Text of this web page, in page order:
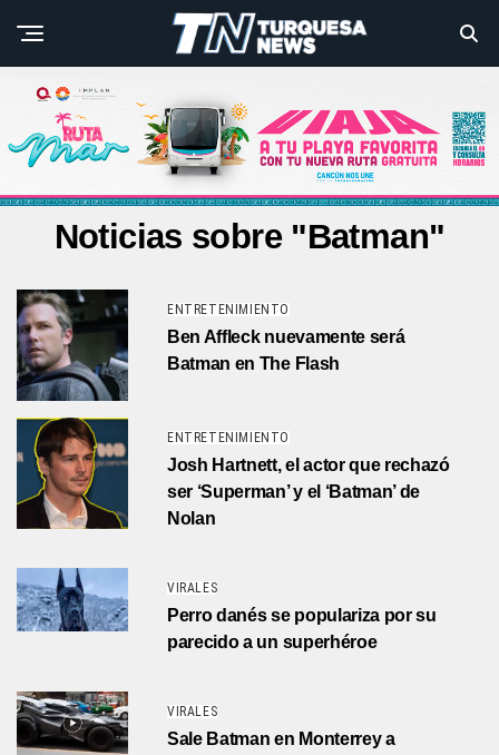
Noticias sobre "Batman"
ENTRETENIMIENTO
Ben Affleck nuevamente será
Batman en The Flash
ENTRETENIMIENTO
Josh Hartnett, el actor que rechazó
ser ‘Superman’ y el ‘Batman’ de
Nolan
VIRALES
Perro danés se populariza por su
parecido a un superhéroe
VIRALES
Sale Batman en Monterrey a